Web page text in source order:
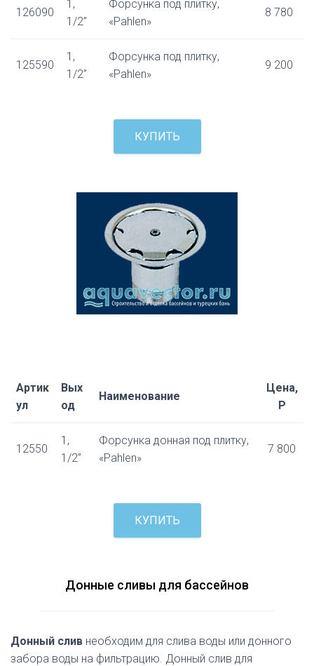
126090
1,
1/2”
Форсунка под плитку,
«Pahlen»
8 780
125590
1,
1/2”
Форсунка под плитку,
«Pahlen»
9 200
КУПИТЬ
Артик
ул
Вых
од
Наименование
Цена,
Р
12550
1,
1/2”
Форсунка донная под плитку,
«Pahlen»
7 800
КУПИТЬ
Донные сливы для бассейнов
Донный слив необходим для слива воды или донного
забора воды на фильтрацию. Донный слив для